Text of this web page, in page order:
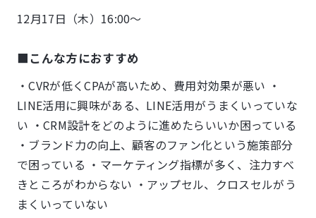
12月17日（木）16:00～
■こんな方におすすめ
・CVRが低くCPAが高いため、費用対効果が悪い ・
LINE活用に興味がある、LINE活用がうまくいっていな
い ・CRM設計をどのように進めたらいいか困っている
・ブランド力の向上、顧客のファン化という施策部分
で困っている ・マーケティング指標が多く、注力すべ
きところがわからない ・アップセル、クロスセルがう
まくいっていない